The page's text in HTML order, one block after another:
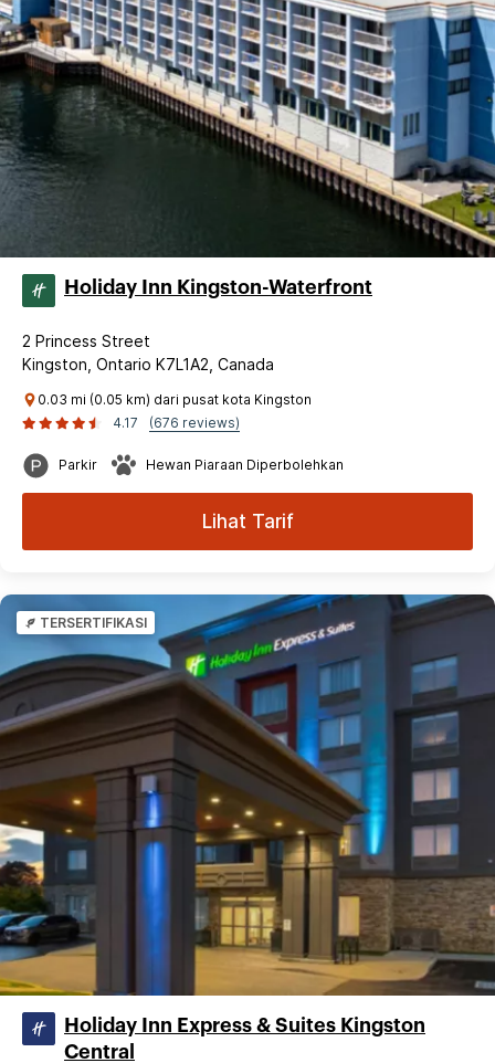
Holiday Inn Kingston-Waterfront
2 Princess Street
Kingston, Ontario K7L1A2, Canada
0.03 mi (0.05 km) dari pusat kota Kingston
4.17
(676 reviews)
Parkir Hewan Piaraan Diperbolehkan
Lihat Tarif
TERSERTIFIKASI
Holiday Inn Express & Suites Kingston
Central